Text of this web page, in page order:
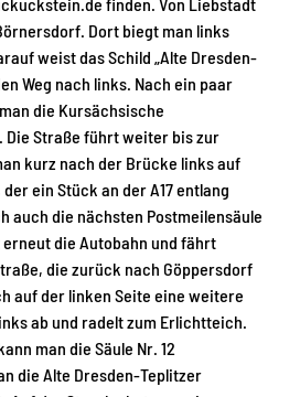
Dort biegt man links
weist das Schild „Alte Dresden-
Weg nach links. Nach ein paar
die Kursächsische
Die Straße führt weiter bis zur
kurz nach der Brücke links auf
ein Stück an der A17 entlang
auch die nächsten Postmeilensäule
erneut die Autobahn und fährt
die zurück nach Göppersdorf
auf der linken Seite eine weitere
ab und radelt zum Erlichtteich.
man die Säule Nr. 12
die Alte Dresden-Teplitzer